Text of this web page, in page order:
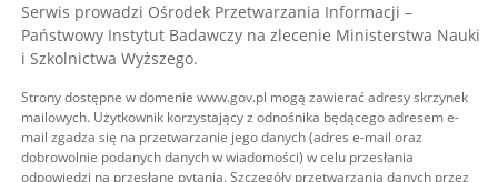
Serwis prowadzi Ośrodek Przetwarzania Informacji –
Państwowy Instytut Badawczy na zlecenie Ministerstwa Nauki
i Szkolnictwa Wyższego.
Strony dostępne w domenie www.gov.pl mogą zawierać adresy skrzynek
mailowych. Użytkownik korzystający z odnośnika będącego adresem e-
mail zgadza się na przetwarzanie jego danych (adres e-mail oraz
dobrowolnie podanych danych w wiadomości) w celu przesłania
odpowiedzi na przesłane pytania. Szczegóły przetwarzania danych przez